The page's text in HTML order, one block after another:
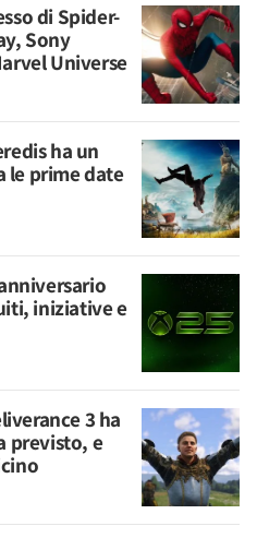
di Spider-
Sony
Universe
ha un
le prime date
iniziative e
3 ha
previsto, e